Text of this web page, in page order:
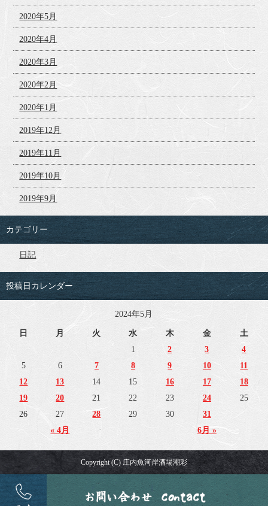
2020年5月
2020年4月
2020年3月
2020年2月
2020年1月
2019年12月
2019年11月
2019年10月
2019年9月
カテゴリー
日記
投稿日カレンダー
2024年5月
日 月 火 水 木 金 土
« 4月 6月 »
1 2 3
4
5
6 7 8 9 10
11
12
13 14 15 16 17
18
19
20 21 22 23 24
25
26
27 28 29 30 31
Copyright (C) 庄内魚河岸酒場潮彩